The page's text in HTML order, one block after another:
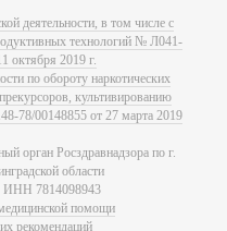
деятельности, в том числе с
технологий № Л041-
октября 2019 г.
по обороту наркотических
культивированию
78/00148855 от 27 марта 2019
орган Росздравнадзора по г.
области
ИНН 7814098943
помощи
рекомендаций